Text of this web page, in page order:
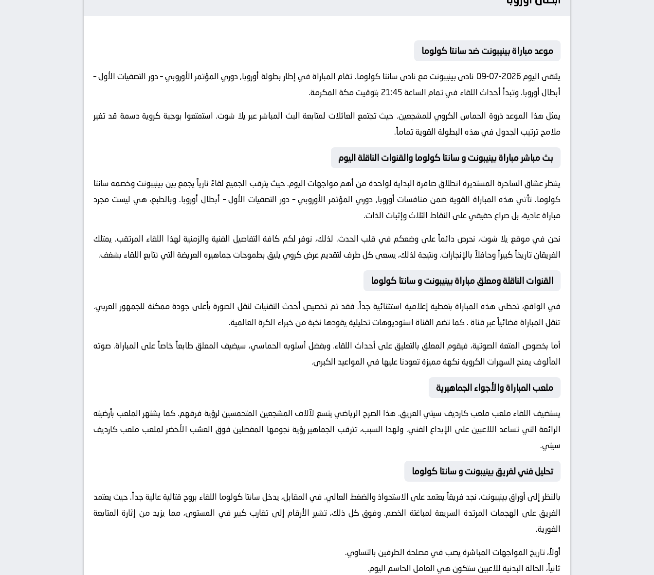
موعد مباراة بينيبونت ضد سانتا كولوما
يلتقى اليوم 2026-07-09 نادى بينيبونت مع نادى سانتا كولوما. تقام المباراة في إطار بطولة أوروبا, دوري المؤتمر الأوروبي – دور التصفيات الأول –
أبطال أوروبا. وتبدأ أحداث اللقاء في تمام الساعة 21:45 بتوقيت مكة المكرمة.
يمثل هذا الموعد ذروة الحماس الكروي للمشجعين. حيث تجتمع العائلات لمتابعة البث المباشر عبر يلا شوت. استمتعوا بوجبة كروية دسمة قد تغير
ملامح ترتيب الجدول في هذه البطولة القوية تماماً.
بث مباشر مباراة بينيبونت و سانتا كولوما والقنوات الناقلة اليوم
ينتظر عشاق الساحرة المستديرة انطلاق صافرة البداية لواحدة من أهم مواجهات اليوم. حيث يترقب الجميع لقاءً نارياً يجمع بينبينيبونتوخصمهسانتا
كولوما. تأتي هذه المباراة القوية ضمن منافسات أوروبا, دوري المؤتمر الأوروبي – دور التصفيات الأول – أبطال أوروبا. وبالطبع، هي ليست مجرد
مباراة عادية، بل صراع حقيقي على النقاط الثلاث وإثبات الذات.
نحن في موقع يلا شوت، نحرص دائماً على وضعكم في قلب الحدث. لذلك، نوفر لكم كافة التفاصيل الفنية والزمنية لهذا اللقاء المرتقب. يمتلك
الفريقان تاريخاً كبيراً وحافلاً بالإنجازات. ونتيجة لذلك، يسعى كل طرف لتقديم عرض كروي يليق بطموحات جماهيره العريضة التي تتابع اللقاء بشغف.
القنوات الناقلة ومعلق مباراة بينيبونت و سانتا كولوما
في الواقع، تحظى هذه المباراة بتغطية إعلامية استثنائية جداً. فقد تم تخصيص أحدث التقنيات لنقل الصورة بأعلى جودة ممكنة للجمهور العربي.
تنقل المباراة فضائياً عبر قناة. كما تضم القناة استوديوهات تحليلية يقودها نخبة من خبراء الكرة العالمية.
أما بخصوص المتعة الصوتية، فيقوم المعلق بالتعليق على أحداث اللقاء. وبفضل أسلوبه الحماسي، سيضيف المعلق طابعاً خاصاً على المباراة. صوته
المألوف يمنح السهرات الكروية نكهة مميزة تعودنا عليها في المواعيد الكبرى.
ملعب المباراة والأجواء الجماهيرية
يستضيف اللقاء ملعب ملعب كارديف سيتيالعريق. هذا الصرح الرياضي يتسع لآلاف المشجعين المتحمسين لرؤية فرقهم. كما يشتهر الملعب بأرضيته
الرائعة التي تساعد اللاعبين على الإبداع الفني. ولهذا السبب، تترقب الجماهير رؤية نجومها المفضلين فوق العشب الأخضر لملعب ملعب كارديف
سيتي.
تحليل فني لفريق بينيبونت و سانتا كولوما
بالنظر إلى أوراقبينيبونت، نجد فريقاً يعتمد على الاستحواذ والضغط العالي. في المقابل، يدخلسانتا كولوما اللقاء بروح قتالية عالية جداً. حيث يعتمد
الفريق على الهجمات المرتدة السريعة لمباغتة الخصم. وفوق كل ذلك، تشير الأرقام إلى تقارب كبير في المستوى، مما يزيد من إثارة المتابعة
الفورية.
أولاً، تاريخ المواجهات المباشرة يصب في مصلحة الطرفين بالتساوي.
ثانياً، الحالة البدنية للاعبين ستكون هي العامل الحاسم اليوم.